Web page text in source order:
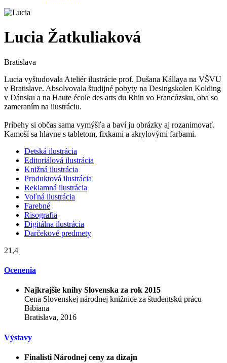
Lucia Žatkuliaková
Bratislava
Lucia vyštudovala Ateliér ilustrácie prof. Dušana Kállaya na VŠVU
v Bratislave. Absolvovala študijné pobyty na Desingskolen Kolding
v Dánsku a na Haute école des arts du Rhin vo Francúzsku, oba so
zameraním na ilustráciu.
Príbehy si občas sama vymýšľa a baví ju obrázky aj rozanimovať.
Kamoší sa hlavne s tabletom, fixkami a akrylovými farbami.
Detská ilustrácia
Editoriálová ilustrácia
Knižná ilustrácia
Produktová ilustrácia
Reklamná ilustrácia
Voľná ilustrácia
Farebné
Risografia
Digitálna ilustrácia
Darčekové predmety
21,4
Ocenenia
Najkrajšie knihy Slovenska za rok 2015
Cena Slovenskej národnej knižnice za študentskú prácu
Bibiana
Bratislava, 2016
Výstavy
Finalisti Národnej ceny za dizajn